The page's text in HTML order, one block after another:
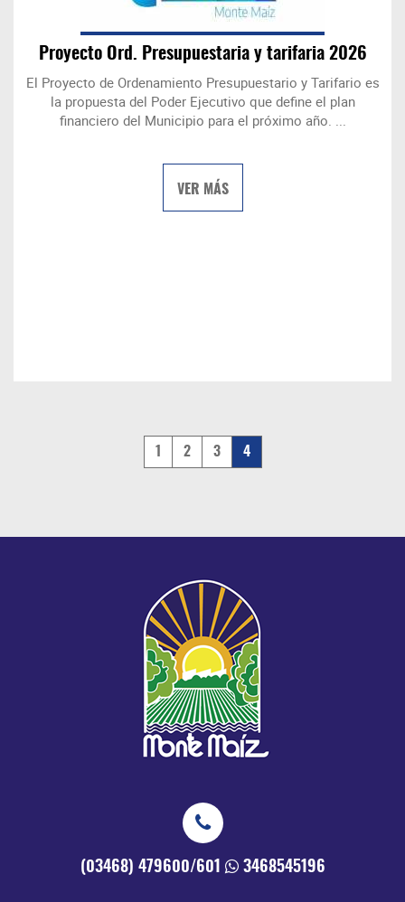
Proyecto Ord. Presupuestaria y tarifaria 2026
El Proyecto de Ordenamiento Presupuestario y Tarifario es
la propuesta del Poder Ejecutivo que define el plan
financiero del Municipio para el próximo año. ...
VER MÁS
1 2 3 4
(03468) 479600/601 3468545196